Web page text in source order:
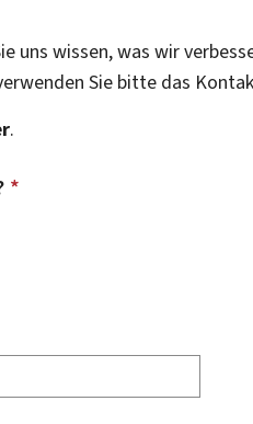
uns wissen, was wir
Sie bitte das
.
*